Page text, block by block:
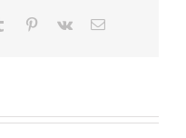
Tumblr Pinterest
Vk
Correo